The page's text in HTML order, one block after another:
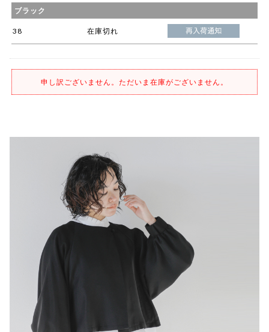
ブラック
38 在庫切れ
申し訳ございません。ただいま在庫がございません。